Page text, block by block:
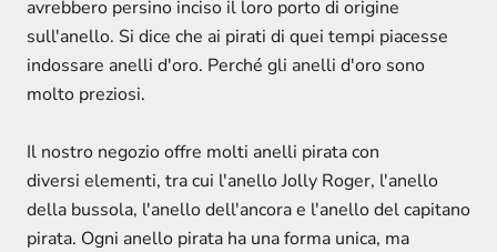
avrebbero persino inciso il loro porto di origine
sull'anello. Si dice che ai pirati di quei tempi piacesse
indossare anelli d'oro. Perché gli anelli d'oro sono
molto preziosi.
Il nostro negozio offre molti anelli pirata con
diversi elementi, tra cui l'anello Jolly Roger, l'anello
della bussola, l'anello dell'ancora e l'anello del capitano
pirata. Ogni anello pirata ha una forma unica, ma